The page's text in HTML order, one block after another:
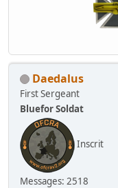
Daedalus
First Sergeant
Bluefor Soldat
Inscrit
Messages: 2518